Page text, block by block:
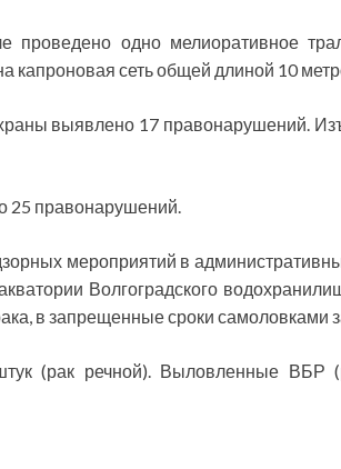
проведено одно мелиоративное
капроновая сеть общей длиной 10
выявлено 17 правонарушений.
25 правонарушений.
мероприятий в
Волгоградского
в запрещенные сроки самоловками
(рак речной). Выловленные ВБР